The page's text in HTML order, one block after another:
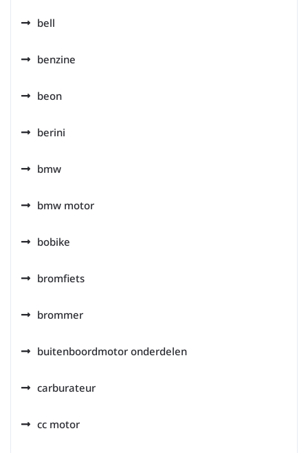
bell
benzine
beon
berini
bmw
bmw motor
bobike
bromfiets
brommer
buitenboordmotor onderdelen
carburateur
cc motor